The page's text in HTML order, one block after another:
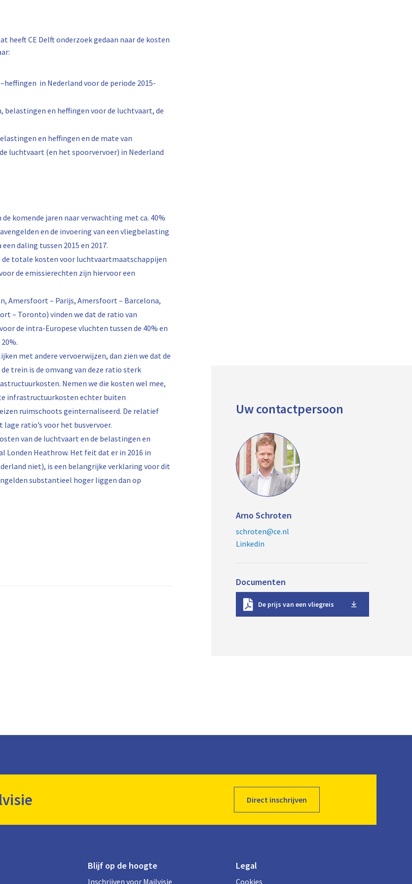
CE Delft onderzoek gedaan naar de kosten
in Nederland voor de periode 2015-
en heffingen voor de luchtvaart, de
en heffingen en de mate van
luchtvaart (en het spoorvervoer) in Nederland
komende jaren naar verwachting met ca. 40%
en de invoering van een vliegbelasting
daling tussen 2015 en 2017.
de totale kosten voor luchtvaartmaatschappijen
de emissierechten zijn hiervoor een
Amersfoort – Parijs, Amersfoort – Barcelona,
– Toronto) vinden we dat de ratio van
de intra-Europese vluchten tussen de 40% en
met andere vervoerwijzen, dan zien we dat de
trein is de omvang van deze ratio sterk
Nemen we die kosten wel mee,
infrastructuurkosten echter buiten
ruimschoots geïnternaliseerd. De relatief
ratio’s voor het busvervoer.
van de luchtvaart en de belastingen en
Londen Heathrow. Het feit dat er in 2016 in
niet), is een belangrijke verklaring voor dit
substantieel hoger liggen dan op
Uw contactpersoon
Arno Schroten
schroten@ce.nl
Linkedin
Documenten
De prijs van een vliegreis
w
Direct inschrijven
Blijf op de hoogte
Inschrijven voor Mailvisie
Legal
Cookies